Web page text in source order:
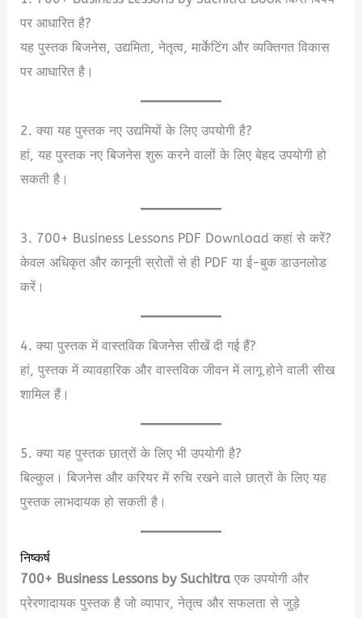
पर आधारित है?
यह पुस्तक बिजनेस, उद्यमिता, नेतृत्व, मार्केटिंग और व्यक्तिगत विकास
पर आधारित है।
2. क्या यह पुस्तक नए उद्यमियों के लिए उपयोगी है?
हां, यह पुस्तक नए बिजनेस शुरू करने वालों के लिए बेहद उपयोगी हो
सकती है।
3. 700+ Business Lessons PDF Download कहां से करें?
केवल अधिकृत और कानूनी स्रोतों से ही PDF या ई-बुक डाउनलोड
करें।
4. क्या पुस्तक में वास्तविक बिजनेस सीखें दी गई हैं?
हां, पुस्तक में व्यावहारिक और वास्तविक जीवन में लागू होने वाली सीख
शामिल हैं।
5. क्या यह पुस्तक छात्रों के लिए भी उपयोगी है?
बिल्कुल। बिजनेस और करियर में रुचि रखने वाले छात्रों के लिए यह
पुस्तक लाभदायक हो सकती है।
निष्कर्ष
700+ Business Lessons by Suchitra एक उपयोगी और
प्रेरणादायक पुस्तक है जो व्यापार, नेतृत्व और सफलता से जुड़े